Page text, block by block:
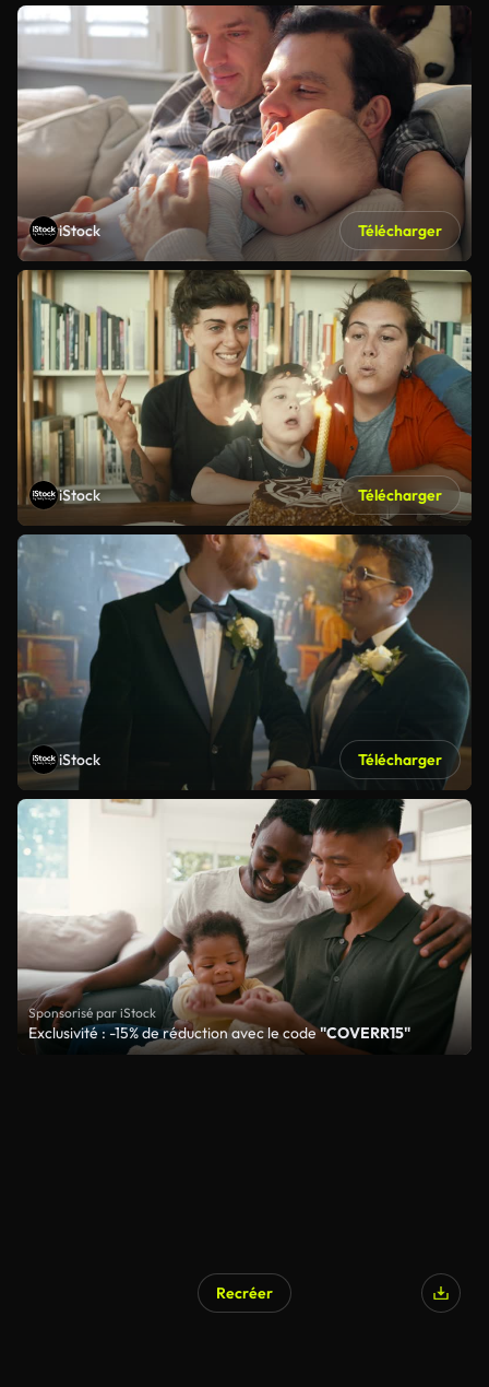
iStock Télécharger
iStock Télécharger
iStock Télécharger
Sponsorisé par iStock
Exclusivité : -15% de réduction avec le code"COVERR15"
Recréer